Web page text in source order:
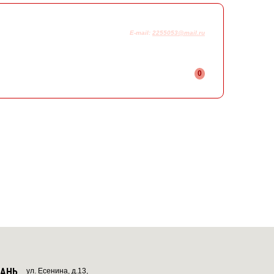
E-mail: 2255053@mail.ru
0
ул. Есенина, д.13,